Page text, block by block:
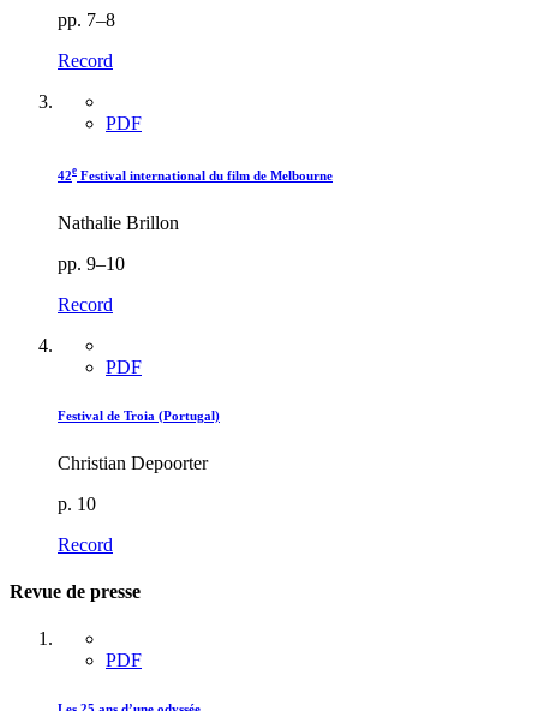
pp. 7–8
Record
PDF
42e Festival international du film de Melbourne
Nathalie Brillon
pp. 9–10
Record
PDF
Festival de Troia (Portugal)
Christian Depoorter
p. 10
Record
Revue de presse
PDF